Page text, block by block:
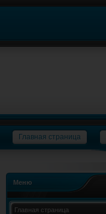
Главная страница
Меню
Главная страница